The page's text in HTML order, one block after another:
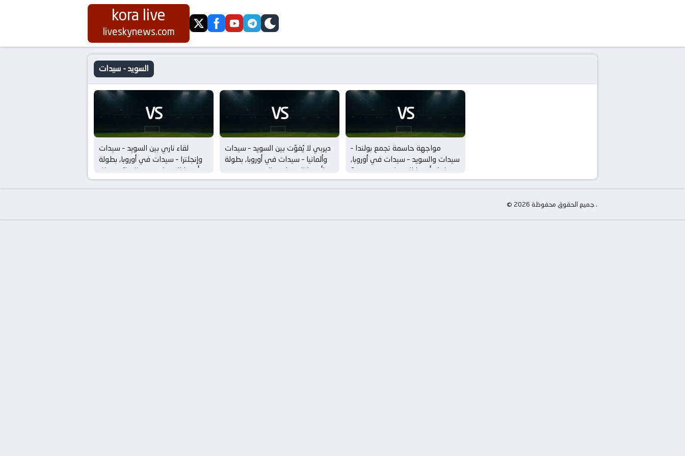
kora live
liveskynews.com twitterfacebookyoutubetelegram
skin
السويد - سيدات
VS
لقاء ناري بين السويد – سيدات
وإنجلترا – سيدات في أوروبا, بطولة
أوروبا للسيدات – ربع النهائي – كل
الأنظار على الملعب!
VS
ديربي لا يُفوّت بين السويد – سيدات
وألمانيا – سيدات في أوروبا, بطولة
أوروبا للسيدات – المتعة مضمونة!
VS
مواجهة حاسمة تجمع بولندا –
سيدات والسويد – سيدات في أوروبا,
بطولة أوروبا للسيدات – من ينتصر؟
© جميع الحقوق محفوظة 2026 .